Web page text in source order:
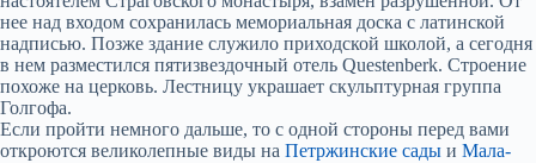
нее над входом сохранилась мемориальная доска с латинской
надписью. Позже здание служило приходской школой, а сегодня
в нем разместился пятизвездочный отель Questenberk. Строение
похоже на церковь. Лестницу украшает скульптурная группа
Голгофа.
Если пройти немного дальше, то с одной стороны перед вами
откроются великолепные виды на Петржинские сады и Мала-